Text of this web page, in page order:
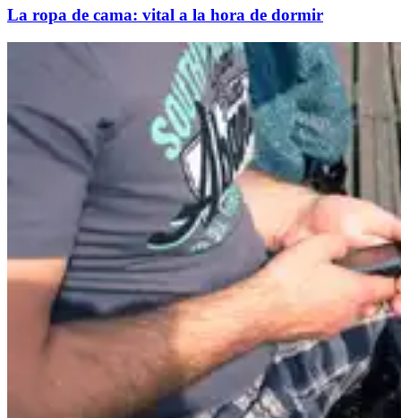
La ropa de cama: vital a la hora de dormir